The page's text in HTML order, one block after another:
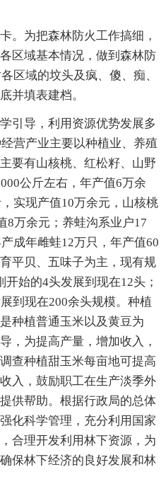
。为把森林防火工作搞细，
区域基本情况，做到森林防
区域的坟头及疯、傻、痴、
并填表建档。
导，利用资源优势发展多
营产业主要以种植业、养殖
要有山核桃、红松籽、山野
公斤左右，年产值6万余
实现产值10万余元，山核桃
8万余元；养蛙沟系业户17
成年雌蛙12万只，年产值60
平贝、五味子为主，现有规
始的4头发展到现在12头；
到现在200余头规模。种植
种植普通玉米以及黄豆为
，为提高产量，增加收入，
查种植甜玉米每亩地可提高
入，鼓励职工在生产淡季外
供帮助。根据行政局的总体
化科学管理，充分利用国家
合理开发利用林下资源，为
保林下经济的良好发展和林